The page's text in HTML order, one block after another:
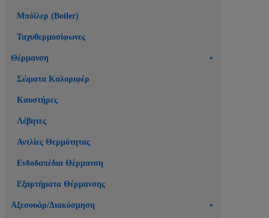
Μπόϊλερ (Boiler)
Ταχυθερμοσίφωνες
Θέρμανση
Σώματα Καλοριφέρ
Καυστήρες
Λέβητες
Αντλίες Θερμότητας
Ενδοδαπέδια Θέρμανση
Εξαρτήματα Θέρμανσης
Αξεσουάρ/Διακόσμηση